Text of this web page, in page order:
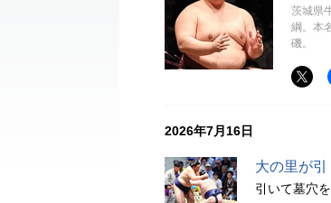
茨城県
綱。本
磯。
2026年7月16日
大の里が
引いて墓穴